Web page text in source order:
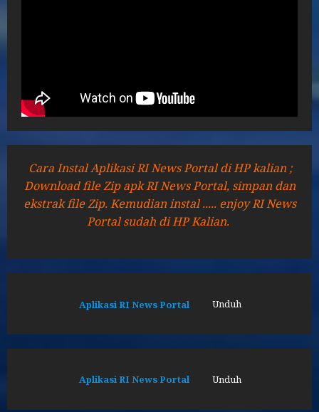
Cara Instal Aplikasi RI News Portal di HP kalian ;
Download file Zip apk RI News Portal, simpan dan
ekstrak file Zip. Kemudian instal ..... enjoy RI News
Portal sudah di HP Kalian.
Aplikasi RI News Portal Unduh
Aplikasi RI News Portal Unduh